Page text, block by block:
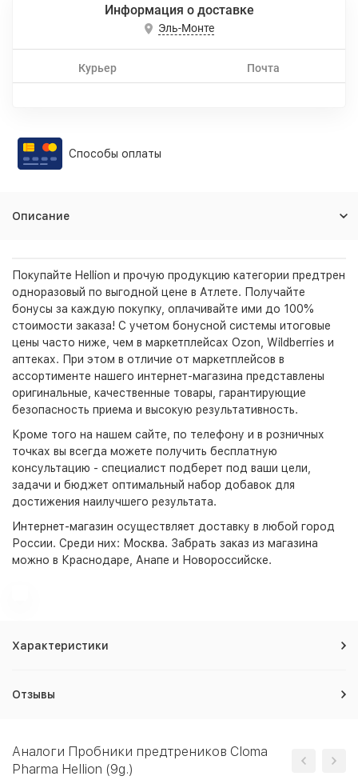
Информация о доставке
Эль-Монте
Курьер Почта
Способы оплаты
Описание
Покупайте Hellion и прочую продукцию категории предтрен
одноразовый по выгодной цене в Атлете. Получайте
бонусы за каждую покупку, оплачивайте ими до 100%
стоимости заказа! С учетом бонусной системы итоговые
цены часто ниже, чем в маркетплейсах Ozon, Wildberries и
аптеках. При этом в отличие от маркетплейсов в
ассортименте нашего интернет-магазина представлены
оригинальные, качественные товары, гарантирующие
безопасность приема и высокую результативность.
Кроме того на нашем сайте, по телефону и в розничных
точках вы всегда можете получить бесплатную
консультацию - специалист подберет под ваши цели,
задачи и бюджет оптимальный набор добавок для
достижения наилучшего результата.
Интернет-магазин осуществляет доставку в любой город
России. Среди них: Москва. Забрать заказ из магазина
можно в Краснодаре, Анапе и Новороссийске.
Характеристики
Отзывы
Аналоги Пробники предтреников Cloma
Pharma Hellion (9g.)